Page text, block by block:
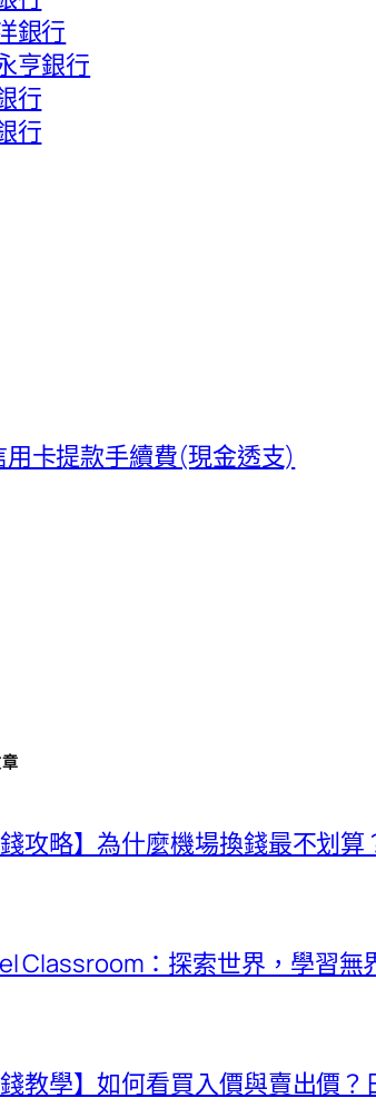
銀行
亨銀行
行
行
用卡提款手續費(現金透支)
錢攻略】為什麼機場換錢最不划
Classroom：探索世界，學習無
錢教學】如何看買入價與賣出價